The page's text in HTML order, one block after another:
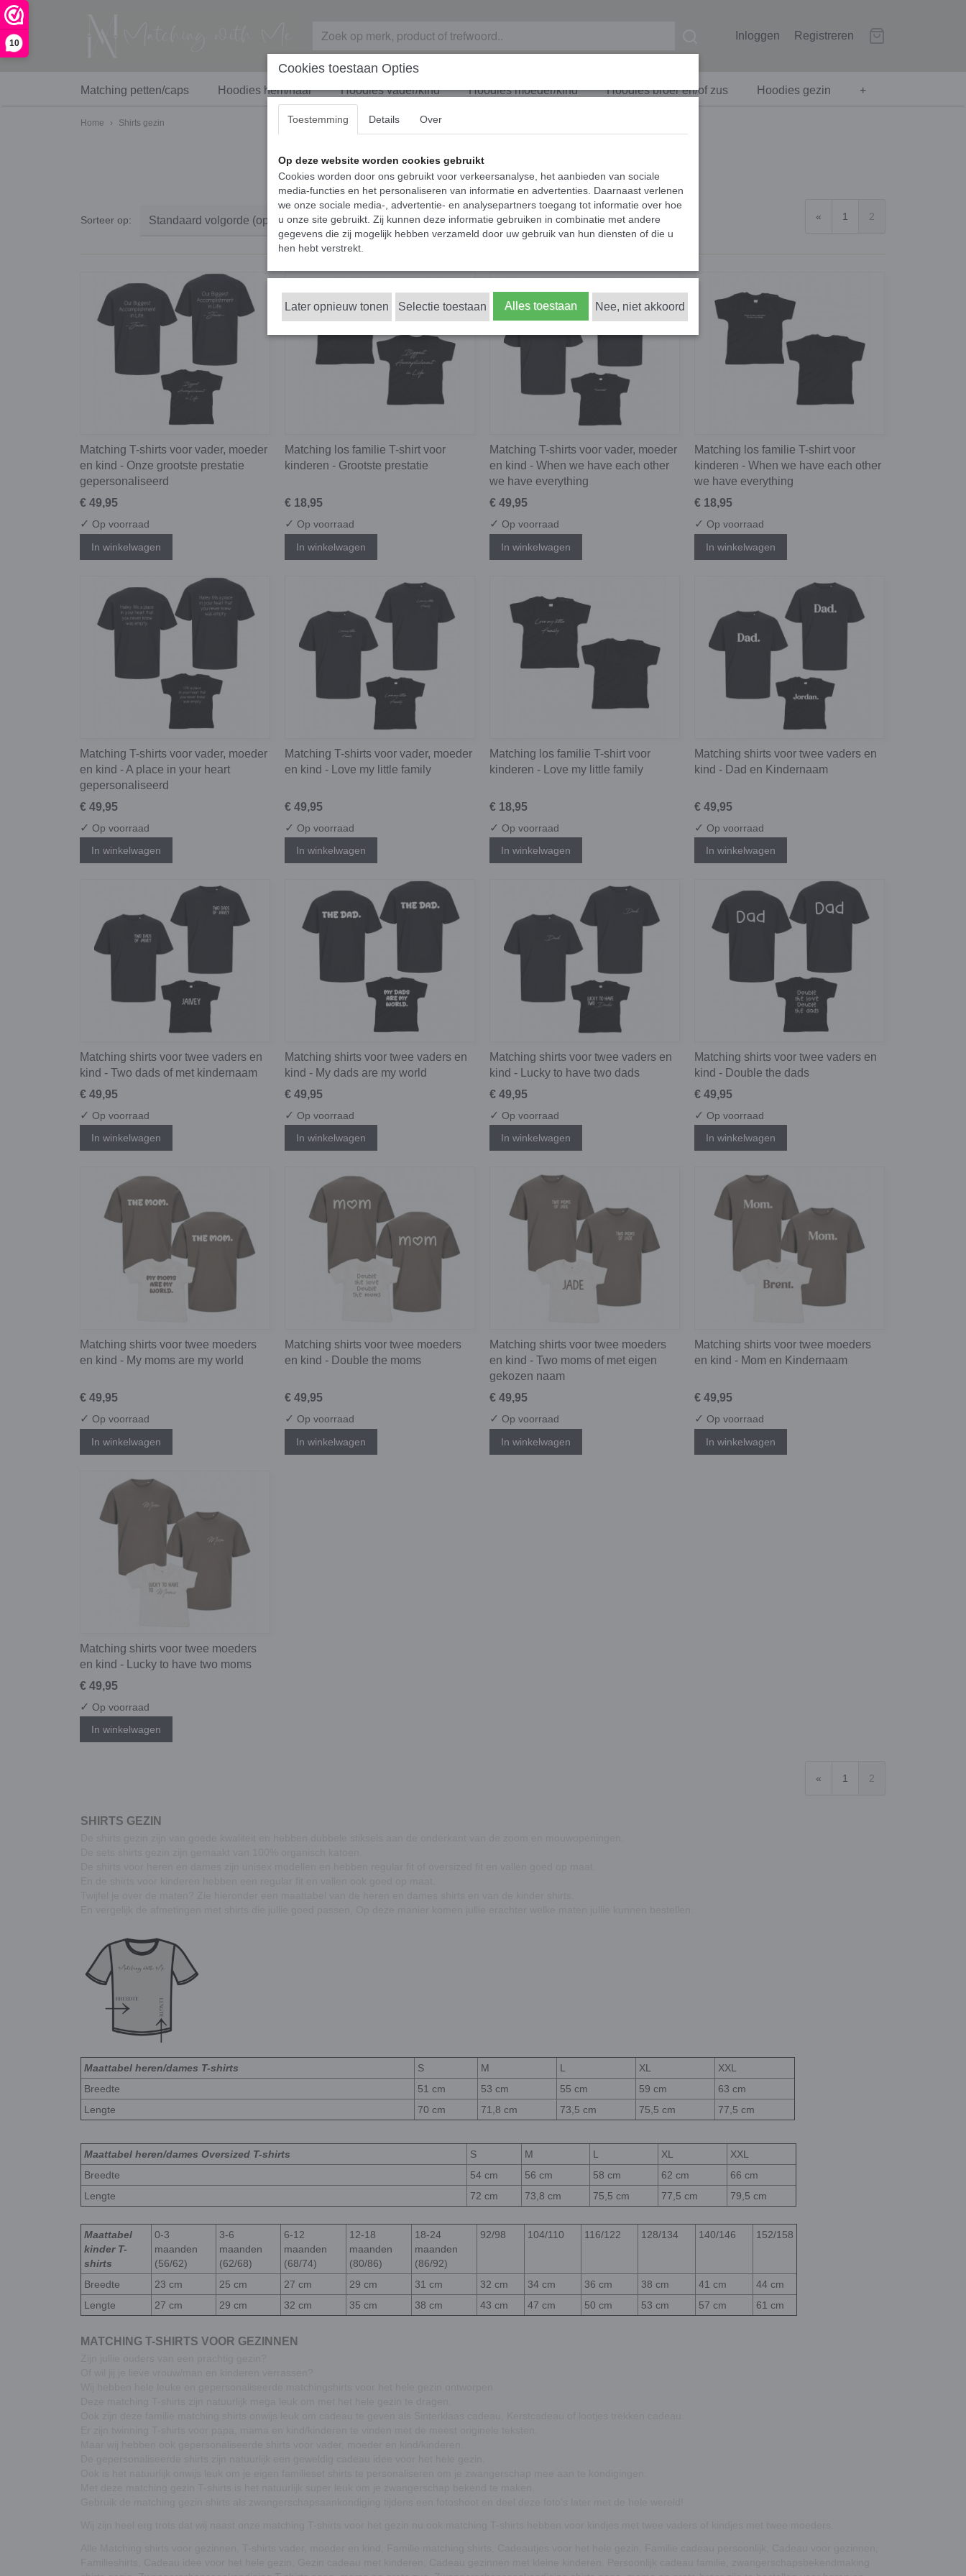
10
Inloggen Registreren
Matching petten/caps Hoodies hem/haar Hoodies vader/kind Hoodies moeder/kind Hoodies broer en/of zus Hoodies gezin +
Home › Shirts gezin
Sorteer op: « 1 2
Matching T-shirts voor vader, moeder
en kind - Onze grootste prestatie
gepersonaliseerd
€ 49,95
✓ Op voorraad
In winkelwagen
Matching los familie T-shirt voor
kinderen - Grootste prestatie
€ 18,95
✓ Op voorraad
In winkelwagen
Matching T-shirts voor vader, moeder
en kind - When we have each other
we have everything
€ 49,95
✓ Op voorraad
In winkelwagen
Matching los familie T-shirt voor
kinderen - When we have each other
we have everything
€ 18,95
✓ Op voorraad
In winkelwagen
Matching T-shirts voor vader, moeder
en kind - A place in your heart
gepersonaliseerd
€ 49,95
✓ Op voorraad
In winkelwagen
Matching T-shirts voor vader, moeder
en kind - Love my little family
€ 49,95
✓ Op voorraad
In winkelwagen
Matching los familie T-shirt voor
kinderen - Love my little family
€ 18,95
✓ Op voorraad
In winkelwagen
Matching shirts voor twee vaders en
kind - Dad en Kindernaam
€ 49,95
✓ Op voorraad
In winkelwagen
Matching shirts voor twee vaders en
kind - Two dads of met kindernaam
€ 49,95
✓ Op voorraad
In winkelwagen
Matching shirts voor twee vaders en
kind - My dads are my world
€ 49,95
✓ Op voorraad
In winkelwagen
Matching shirts voor twee vaders en
kind - Lucky to have two dads
€ 49,95
✓ Op voorraad
In winkelwagen
Matching shirts voor twee vaders en
kind - Double the dads
€ 49,95
✓ Op voorraad
In winkelwagen
Matching shirts voor twee moeders
en kind - My moms are my world
€ 49,95
✓ Op voorraad
In winkelwagen
Matching shirts voor twee moeders
en kind - Double the moms
€ 49,95
✓ Op voorraad
In winkelwagen
Matching shirts voor twee moeders
en kind - Two moms of met eigen
gekozen naam
€ 49,95
✓ Op voorraad
In winkelwagen
Matching shirts voor twee moeders
en kind - Mom en Kindernaam
€ 49,95
✓ Op voorraad
In winkelwagen
Matching shirts voor twee moeders
en kind - Lucky to have two moms
€ 49,95
✓ Op voorraad
In winkelwagen
« 1 2
SHIRTS GEZIN
Maattabel heren/dames T-shirts S M L XL
XXL
Breedte
51 cm 53 cm 55 cm 59 cm
63 cm
Lengte
70 cm 71,8 cm 73,5 cm 75,5 cm 77,5 cm
Maattabel heren/dames Oversized T-shirts S M L XL
XXL
Breedte
54 cm 56 cm 58 cm 62 cm
66 cm
Lengte
72 cm 73,8 cm 75,5 cm 77,5 cm 79,5 cm
Maattabel
kinder T-
shirts
0-3
maanden
(56/62)
3-6
maanden
(62/68)
6-12
maanden
(68/74)
12-18
maanden
(80/86)
18-24
maanden
(86/92)
92/98 104/110 116/122 128/134 140/146 152/158
Breedte 23 cm 25 cm 27 cm 29 cm 31 cm 32 cm 34 cm 36 cm 38 cm 41 cm
44 cm
Lengte
27 cm 29 cm 32 cm 35 cm 38 cm 43 cm 47 cm 50 cm 53 cm 57 cm 61 cm
MATCHING T-SHIRTS VOOR GEZINNEN
Cookies toestaan Opties
Toestemming Details Over
Op deze website worden cookies gebruikt
Cookies worden door ons gebruikt voor verkeersanalyse, het aanbieden van sociale
media-functies en het personaliseren van informatie en advertenties. Daarnaast verlenen
we onze sociale media-, advertentie- en analysepartners toegang tot informatie over hoe
u onze site gebruikt. Zij kunnen deze informatie gebruiken in combinatie met andere
gegevens die zij mogelijk hebben verzameld door uw gebruik van hun diensten of die u
hen hebt verstrekt.
Later opnieuw tonen Selectie toestaan Alles toestaan Nee, niet akkoord